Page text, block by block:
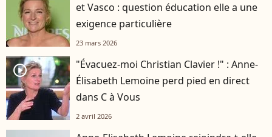
et Vasco : question éducation elle a une
exigence particulière
23 mars 2026
player2
"Évacuez-moi Christian Clavier !" : Anne-
Élisabeth Lemoine perd pied en direct
dans C à Vous
2 avril 2026